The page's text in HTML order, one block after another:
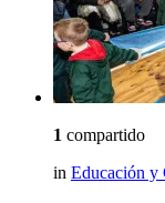
1 compartido
in Educación y